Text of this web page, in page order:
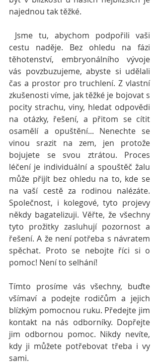
najednou tak těžké.
cestu naděje. Bez ohledu na fázi
těhotenství, embryonálního vývoje
vás povzbuzujeme, abyste si udělali
čas a prostor pro truchlení. Z vlastní
zkušenosti víme, jak těžké je bojovat s
pocity strachu, viny, hledat odpovědi
na otázky, řešení, a přitom se cítit
osamělí a opuštění... Nenechte se
vinou srazit na zem, jen protože
bojujete se svou ztrátou. Proces
léčení je individuální a spouštěč žalu
může přijít bez ohledu na to, kde se
na vaší cestě za rodinou nalézáte.
Společnost, i kolegové, tyto projevy
někdy bagatelizuji. Věřte, že všechny
tyto prožitky zasluhují pozornost a
řešení. A že není potřeba s návratem
spěchat. Proto se nebojte říci si o
pomoc! Není to selhání!
Tímto prosíme vás všechny, buďte
všímaví a podejte rodičům a jejich
blízkým pomocnou ruku. Předejte jim
kontakt na nás odborníky. Dopřejte
jim odbornou pomoc. Nikdy nevíte,
kdy ji můžete potřebovat třeba i vy
sami.